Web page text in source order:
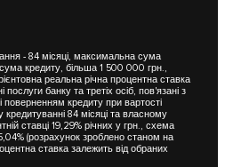
- 84 місяці, максимальна сума
кредиту, більша 1 500 000 грн.,
реальна річна процентна ставка
банку та третіх осіб, пов'язані з
кредиту при вартості
84 місяці та власному
ставці 19,29% річних у грн., схема
(розрахунок зроблено станом на
ставка залежить від обраних